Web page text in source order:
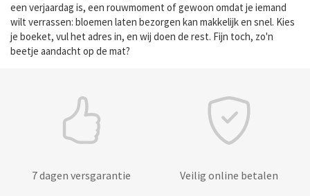
een verjaardag is, een rouwmoment of gewoon omdat je iemand
wilt verrassen: bloemen laten bezorgen kan makkelijk en snel. Kies
je boeket, vul het adres in, en wij doen de rest. Fijn toch, zo'n
beetje aandacht op de mat?
7 dagen versgarantie Veilig online betalen